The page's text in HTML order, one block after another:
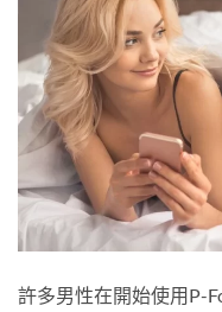
許多男性在開始使用P-